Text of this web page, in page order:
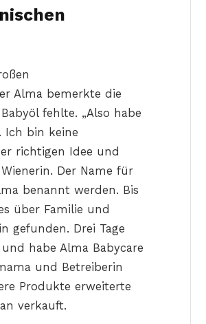
Alma bemerkte die
fehlte. „Also habe
Ich bin keine
richtigen Idee und
Der Name für
benannt werden. Bis
über Familie und
gefunden. Drei Tage
habe Alma Babycare
und Betreiberin
Produkte erweiterte
verkauft.